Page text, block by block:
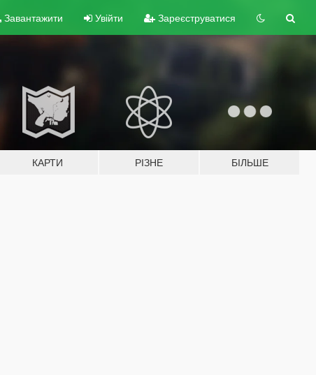
Завантажити Увійти Зареєструватися
КАРТИ РІЗНЕ БІЛЬШЕ